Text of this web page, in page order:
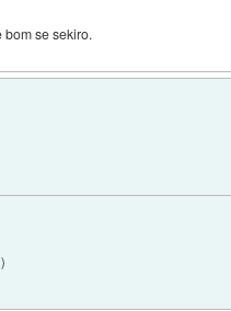
bom se sekiro.
)